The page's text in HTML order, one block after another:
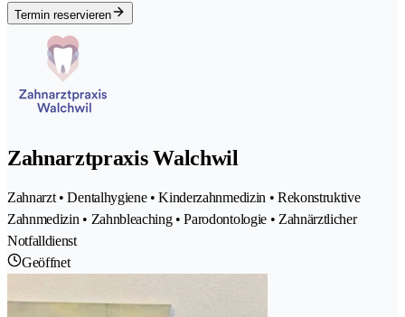
Termin reservieren
Zahnarztpraxis Walchwil
Zahnarzt • Dentalhygiene • Kinderzahnmedizin • Rekonstruktive
Zahnmedizin • Zahnbleaching • Parodontologie • Zahnärztlicher
Notfalldienst
Geöffnet